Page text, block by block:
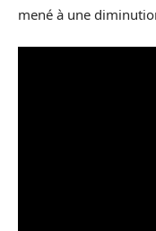
mené à une